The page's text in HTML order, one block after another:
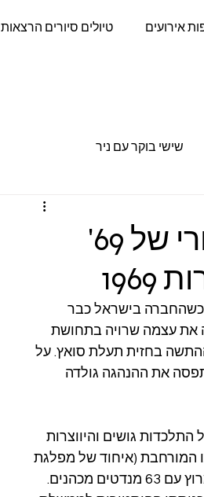
טיולים סיורים הרצאות אירועים
שישי בוקר עם ניר
בין שני אוקטובר: הניצחון ההיסטורי של 69'
שנערכה באוקטובר 1969, התקיימה כשהחברה בישראל כבר
את עצמה שרויה בתחושת
בחזית תעלת סואץ. על
הפתאומית של ראש הממשלה לוי אשכול בפברואר 1969, תפסה את ההנהגה גולדה
גושים והיווצרות
המורחבת (איחוד של מפלגת
העבודה ומפ"ם), שיצר כוח אלקטורלי ופוליטי חסר תקדים שהחל את המרוץ עם 63 מנדטים מכהנים.